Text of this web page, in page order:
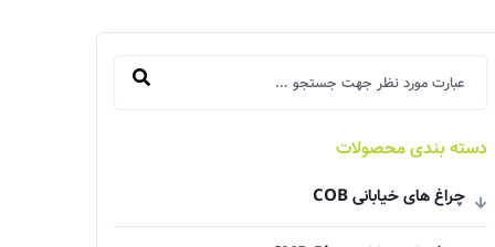
دسته بندی محصولات
چراغ های خیابانی COB